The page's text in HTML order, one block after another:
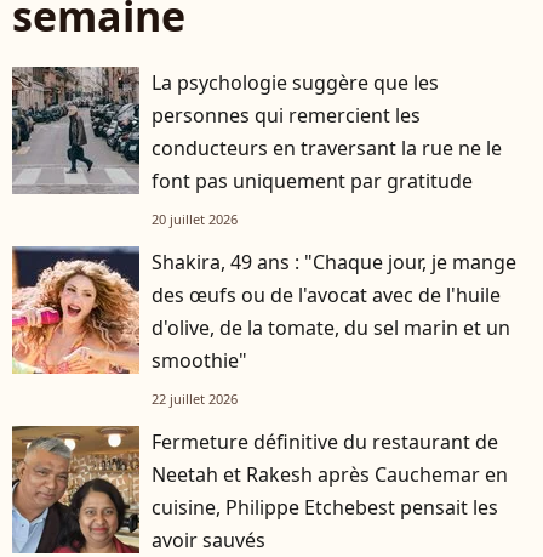
semaine
La psychologie suggère que les
personnes qui remercient les
conducteurs en traversant la rue ne le
font pas uniquement par gratitude
20 juillet 2026
Shakira, 49 ans : "Chaque jour, je mange
des œufs ou de l'avocat avec de l'huile
d'olive, de la tomate, du sel marin et un
smoothie"
22 juillet 2026
Fermeture définitive du restaurant de
Neetah et Rakesh après Cauchemar en
cuisine, Philippe Etchebest pensait les
avoir sauvés